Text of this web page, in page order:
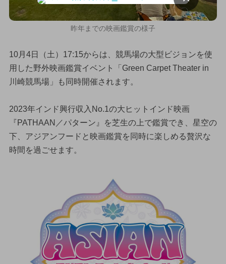
昨年までの映画鑑賞の様子
10月4日（土）17:15からは、競馬場の大型ビジョンを使
用した野外映画鑑賞イベント「Green Carpet Theater in
川崎競馬場」も同時開催されます。
2023年インド興行収入No.1の大ヒットインド映画
『PATHAAN／パターン』を芝生の上で鑑賞でき、星空の
下、アジアンフードと映画鑑賞を同時に楽しめる贅沢な
時間を過ごせます。